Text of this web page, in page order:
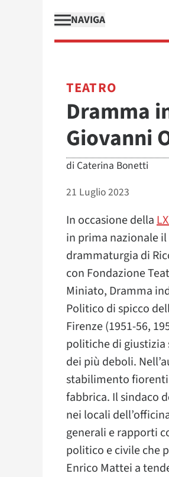
NAVIGA
TEATRO
Dramma
Giovanni
di Caterina Bonetti
21 Luglio 2023
In occasione della
in prima nazionale
drammaturgia di
con Fondazione
Miniato, Dramma
Politico di spicco
Firenze (1951-56,
politiche di giustizia
dei più deboli.
stabilimento
fabbrica. Il sindaco
nei locali
generali e rapporti
politico e civile che
Enrico Mattei a